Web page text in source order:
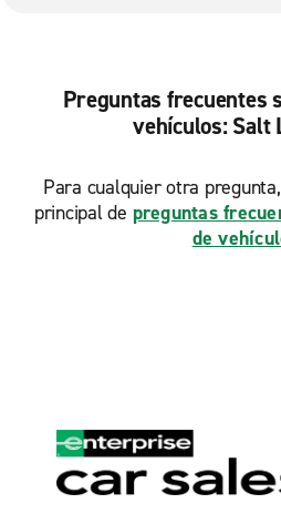
Preguntas frecuentes
vehículos: Salt
Para cualquier otra
principal de preguntas
de